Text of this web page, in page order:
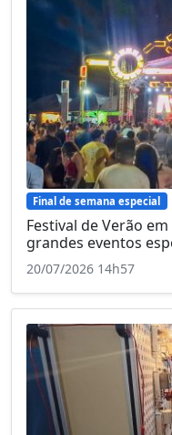
Final de semana especial
Festival de Verão
grandes eventos
20/07/2026 14h57